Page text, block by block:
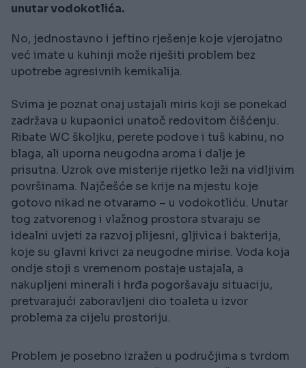
unutar vodokotlića.
No, jednostavno i jeftino rješenje koje vjerojatno
već imate u kuhinji može riješiti problem bez
upotrebe agresivnih kemikalija.
Svima je poznat onaj ustajali miris koji se ponekad
zadržava u kupaonici unatoč redovitom čišćenju.
Ribate WC školjku, perete podove i tuš kabinu, no
blaga, ali uporna neugodna aroma i dalje je
prisutna. Uzrok ove misterije rijetko leži na vidljivim
površinama. Najčešće se krije na mjestu koje
gotovo nikad ne otvaramo – u vodokotliću. Unutar
tog zatvorenog i vlažnog prostora stvaraju se
idealni uvjeti za razvoj plijesni, gljivica i bakterija,
koje su glavni krivci za neugodne mirise. Voda koja
ondje stoji s vremenom postaje ustajala, a
nakupljeni minerali i hrđa pogoršavaju situaciju,
pretvarajući zaboravljeni dio toaleta u izvor
problema za cijelu prostoriju.
Problem je posebno izražen u područjima s tvrdom